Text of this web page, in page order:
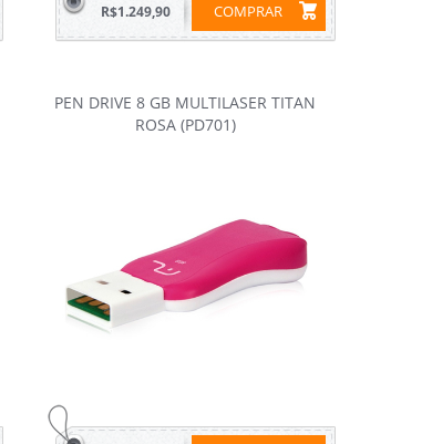
COMPRAR
R$1.249,90
PEN DRIVE 8 GB MULTILASER TITAN
ROSA (PD701)